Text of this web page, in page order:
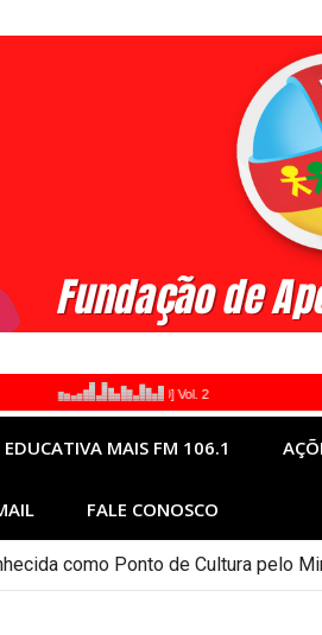
EDUCATIVA MAIS FM 106.1
FALE CONOSCO
como Ponto de Cultura pelo